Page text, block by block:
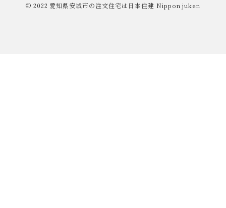
© 2022 愛知県安城市の注文住宅は日本住建 Nippon juken